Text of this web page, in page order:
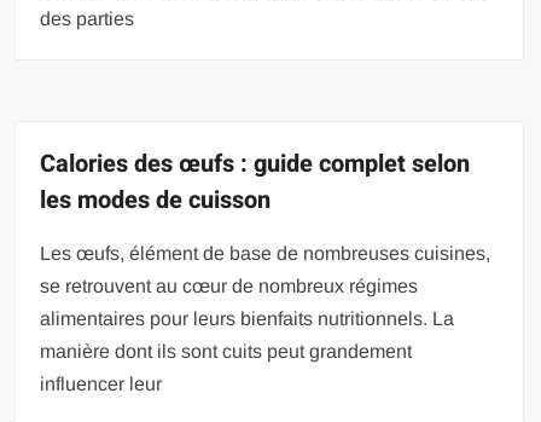
des parties
Calories des œufs : guide complet selon
les modes de cuisson
Les œufs, élément de base de nombreuses cuisines,
se retrouvent au cœur de nombreux régimes
alimentaires pour leurs bienfaits nutritionnels. La
manière dont ils sont cuits peut grandement
influencer leur